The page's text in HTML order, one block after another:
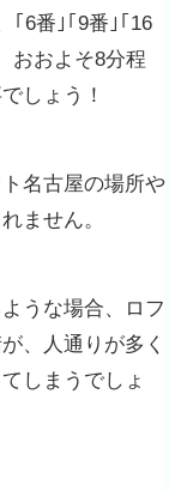
｢6番｣｢9番｣｢16
おおよそ8分程
しょう！
名古屋の場所や
ません。
うな場合、ロフ
、人通りが多く
しまうでしょ